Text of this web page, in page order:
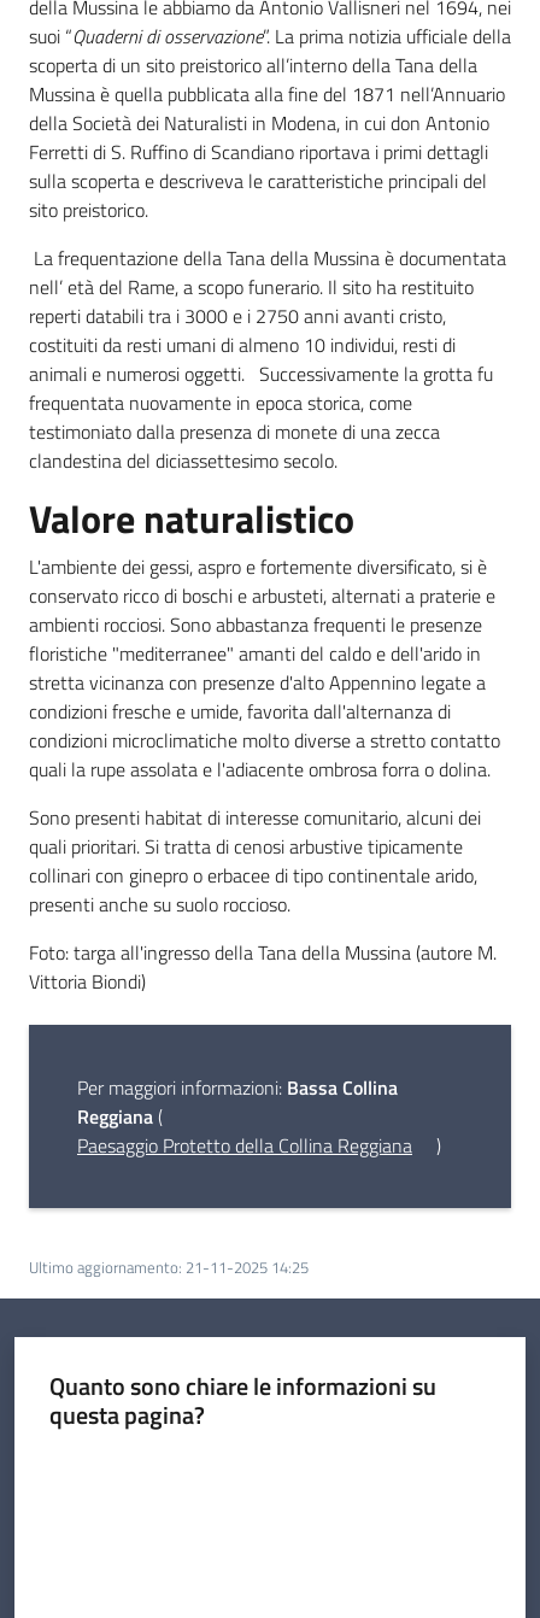
della Mussina le abbiamo da Antonio Vallisneri nel 1694, nei
suoi “Quaderni di osservazione”. La prima notizia ufficiale della
scoperta di un sito preistorico all’interno della Tana della
Mussina è quella pubblicata alla fine del 1871 nell’Annuario
della Società dei Naturalisti in Modena, in cui don Antonio
Ferretti di S. Ruffino di Scandiano riportava i primi dettagli
sulla scoperta e descriveva le caratteristiche principali del
sito preistorico.
La frequentazione della Tana della Mussina è documentata
nell’ età del Rame, a scopo funerario. Il sito ha restituito
reperti databili tra i 3000 e i 2750 anni avanti cristo,
costituiti da resti umani di almeno 10 individui, resti di
animali e numerosi oggetti. Successivamente la grotta fu
frequentata nuovamente in epoca storica, come
testimoniato dalla presenza di monete di una zecca
clandestina del diciassettesimo secolo.
Valore naturalistico
L'ambiente dei gessi, aspro e fortemente diversificato, si è
conservato ricco di boschi e arbusteti, alternati a praterie e
ambienti rocciosi. Sono abbastanza frequenti le presenze
floristiche "mediterranee" amanti del caldo e dell'arido in
stretta vicinanza con presenze d'alto Appennino legate a
condizioni fresche e umide, favorita dall'alternanza di
condizioni microclimatiche molto diverse a stretto contatto
quali la rupe assolata e l'adiacente ombrosa forra o dolina.
Sono presenti habitat di interesse comunitario, alcuni dei
quali prioritari. Si tratta di cenosi arbustive tipicamente
collinari con ginepro o erbacee di tipo continentale arido,
presenti anche su suolo roccioso.
Foto: targa all'ingresso della Tana della Mussina (autore M.
Vittoria Biondi)
Per maggiori informazioni: Bassa Collina
Reggiana (
Paesaggio Protetto della Collina Reggiana
)
Ultimo aggiornamento: 21-11-2025 14:25
Quanto sono chiare le informazioni su
questa pagina?